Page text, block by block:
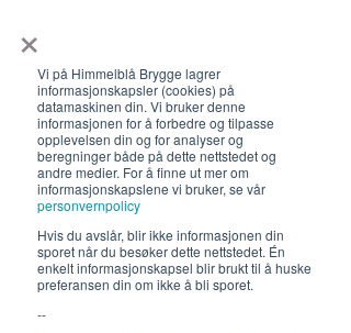
×
Vi på Himmelblå Brygge lagrer
informasjonskapsler (cookies) på
datamaskinen din. Vi bruker denne
informasjonen for å forbedre og tilpasse
opplevelsen din og for analyser og
beregninger både på dette nettstedet og
andre medier. For å finne ut mer om
informasjonskapslene vi bruker, se vår
personvernpolicy
Hvis du avslår, blir ikke informasjonen din
sporet når du besøker dette nettstedet. Én
enkelt informasjonskapsel blir brukt til å huske
preferansen din om ikke å bli sporet.
--
Dele denne eventen
Åpningstider 2026
19. juni - 5. august 12-23 (02)